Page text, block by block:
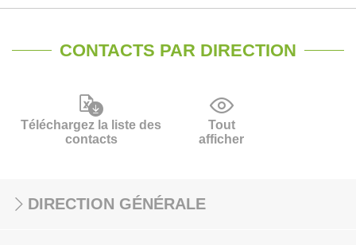
CONTACTS PAR DIRECTION
Téléchargez la liste des
contacts
Tout
afficher
DIRECTION GÉNÉRALE